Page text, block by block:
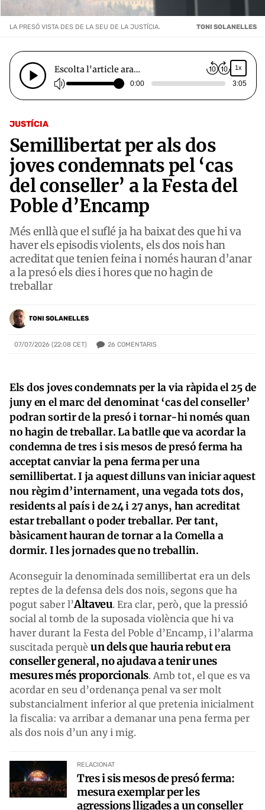
JUSTÍCIA
Semillibertat per als dos
joves condemnats pel ‘cas
del conseller’ a la Festa del
Poble d’Encamp
Més enllà que el suflé ja ha baixat des que hi va
haver els episodis violents, els dos nois han
acreditat que tenien feina i només hauran d’anar
a la presó els dies i hores que no hagin de
treballar
TONI SOLANELLES
07/07/2026 (22:08 CET) 26 COMENTARIS
LA PRESÓ VISTA DES DE LA SEU DE LA JUSTÍCIA. TONI SOLANELLES
Escolta l'article ara… 1x
0:00 3:05
Els dos joves condemnats per la via ràpida el 25 de
juny en el marc del denominat ‘cas del conseller’
podran sortir de la presó i tornar-hi només quan
no hagin de treballar. La batlle que va acordar la
condemna de tres i sis mesos de presó ferma ha
acceptat canviar la pena ferma per una
semillibertat. I ja aquest dilluns van iniciar aquest
nou règim d’internament, una vegada tots dos,
residents al país i de 24 i 27 anys, han acreditat
estar treballant o poder treballar. Per tant,
bàsicament hauran de tornar a la Comella a
dormir. I les jornades que no treballin.
Aconseguir la denominada semillibertat era un dels
reptes de la defensa dels dos nois, segons que ha
pogut saber l’Altaveu. Era clar, però, que la pressió
social al tomb de la suposada violència que hi va
haver durant la Festa del Poble d’Encamp, i l’alarma
suscitada perquè un dels que hauria rebut era
conseller general, no ajudava a tenir unes
mesures més proporcionals. Amb tot, el que es va
acordar en seu d’ordenança penal va ser molt
substancialment inferior al que pretenia inicialment
la fiscalia: va arribar a demanar una pena ferma per
als dos nois d’un any i mig.
RELACIONAT
Tres i sis mesos de presó ferma:
mesura exemplar per les
agressions lligades a un conseller